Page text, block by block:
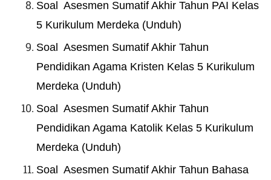
Soal Asesmen Sumatif Akhir Tahun PAI Kelas
5 Kurikulum Merdeka (Unduh)
Soal Asesmen Sumatif Akhir Tahun
Pendidikan Agama Kristen Kelas 5 Kurikulum
Merdeka (Unduh)
Soal Asesmen Sumatif Akhir Tahun
Pendidikan Agama Katolik Kelas 5 Kurikulum
Merdeka (Unduh)
Soal Asesmen Sumatif Akhir Tahun Bahasa